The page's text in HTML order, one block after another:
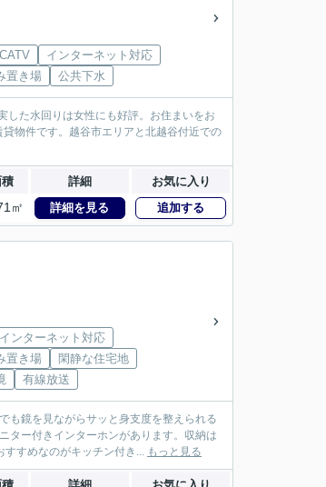
CATV
インターネット対応
置き場
公共下水
した水回りは女性にも好評。お住まいをお
物件です。越谷市エリアと北越谷付近での
詳細 お気に入り
㎡ 詳細を見る 追加する
インターネット対応
置き場
閑静な住宅地
有線放送
鏡を見ながらサッと身支度を整えられる
ター付きインターホンがあります。収納は
すめなのがキッチン付き... もっと見る